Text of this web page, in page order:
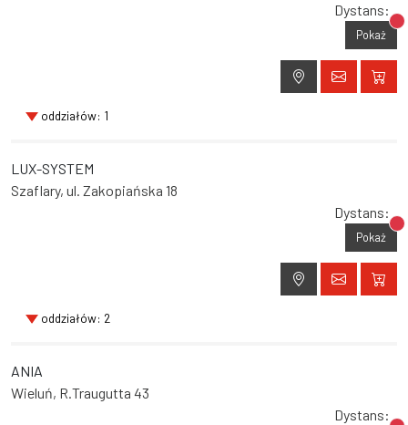
Dystans:
Pokaż
oddziałów: 1
LUX-SYSTEM
Szaflary, ul. Zakopiańska 18
Dystans:
Pokaż
oddziałów: 2
ANIA
Wieluń, R.Traugutta 43
Dystans: